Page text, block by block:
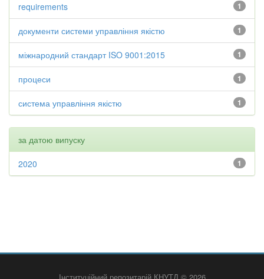
1
requirements
1
документи системи управління якістю
1
міжнародний стандарт ISO 9001:2015
1
процеси
1
система управління якістю
за датою випуску
1
2020